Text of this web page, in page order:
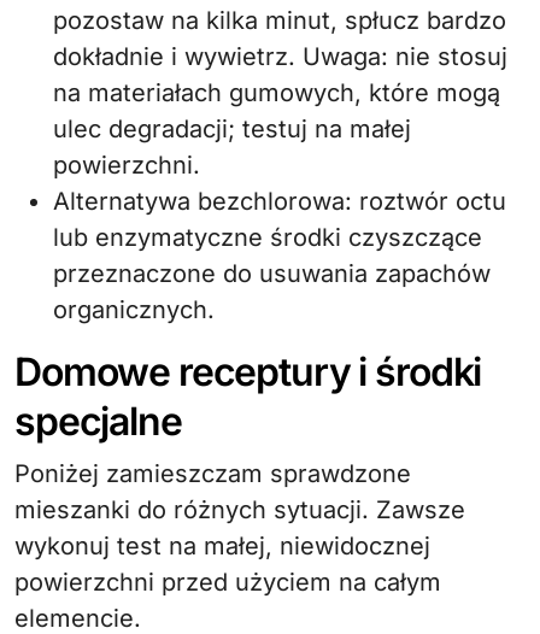
pozostaw na kilka minut, spłucz bardzo
dokładnie i wywietrz. Uwaga: nie stosuj
na materiałach gumowych, które mogą
ulec degradacji; testuj na małej
powierzchni.
Alternatywa bezchlorowa: roztwór octu
lub enzymatyczne środki czyszczące
przeznaczone do usuwania zapachów
organicznych.
Domowe receptury i środki
specjalne
Poniżej zamieszczam sprawdzone
mieszanki do różnych sytuacji. Zawsze
wykonuj test na małej, niewidocznej
powierzchni przed użyciem na całym
elemencie.